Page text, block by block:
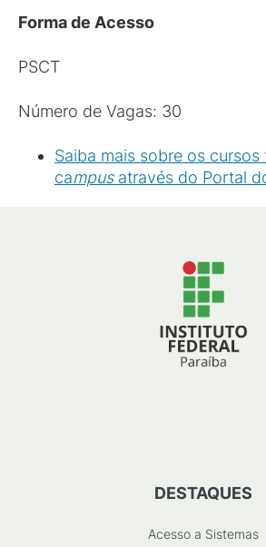
Forma de Acesso
PSCT
Número de Vagas: 30
Saiba mais sobre os
campus através do Portal
DESTAQUES
Acesso a Sistemas